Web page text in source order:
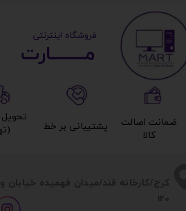
​​کرج/کارخانه قند/میدان فهمیده خیابان
120
مــــــــارت​​​​​​
​ ​فروشگاه اینترنتی
پشتیبانی بر خط​​​​​​​
ضمانت اصالت
کالا​​​​​​​